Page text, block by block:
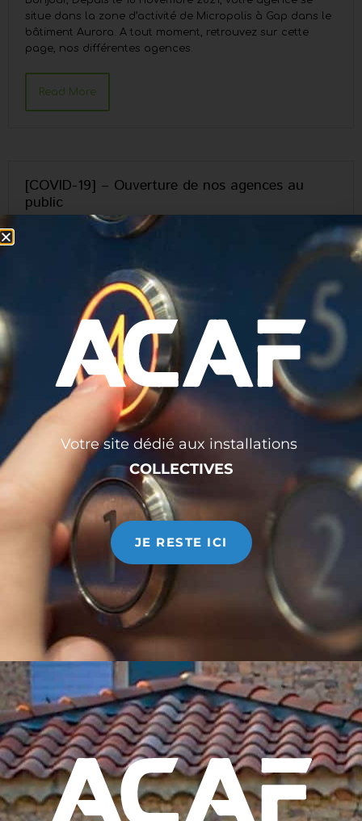
situe dans la zone d’activité de Micropolis à Gap dans le
bâtiment Aurora. A tout moment, retrouvez sur cette
page, nos différentes agences.
Read More
[COVID-19] – Ouverture de nos agences au
public
ACAF GENERAL
Bonjour, suite aux annonces du gouvernement en lien
avec le COVID, nos agences vous accueillent à nouveau.
Vous pouvez vous rendre sur place toujours dans le
respect des gestes barrières et une jauge client a été
définie pour votre sécurité. Retrouvez l’adresse de votre
agence par ici. ACAF est heureux de vous accueillir à
nouveau.
Read More
[COVID-19] Fermeture des établissements ACAF
au public
16 MARS 2020 ACAF CONTACT, LE GROUPE ACAF
Bonjour, Suite aux nouvelles mesure sanitaire, nos
agences sont fermées au public. Merci de prendre
contact avec votre agence
Changement d’adresse pour ACAF Gap
29 JUILLET 2019 ACAF CONTACT LE GROUPE ACAF
Votre site dédié aux installations
COLLECTIVES
JE RESTE ICI